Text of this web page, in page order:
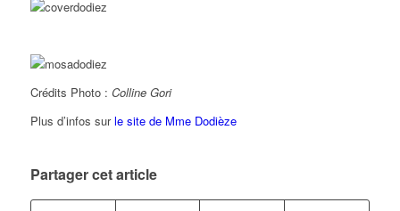
Crédits Photo : Colline Gori
Plus d’infos surle site de Mme Dodièze
Partager cet article